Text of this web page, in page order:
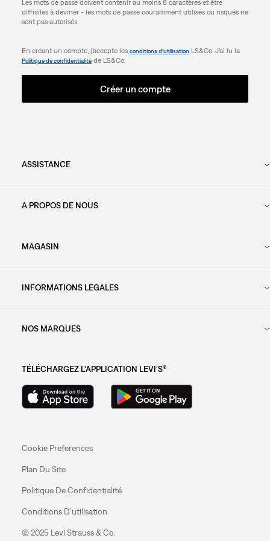
Les mots de passe doivent contenir au moins 8 caractères et être
difficiles à deviner - les mots de passe couramment utilisés ou risqués ne
sont pas autorisés.
En créant un compte, j’accepte les conditions d’utilisation LS&Co. J’ai lu la
Politique de confidentialitéde LS&Co.
Créer un compte
ASSISTANCE
A PROPOS DE NOUS
MAGASIN
INFORMATIONS LEGALES
NOS MARQUES
TÉLÉCHARGEZ L'APPLICATION LEVI'S®
Cookie Preferences
Plan Du Site
Politique De Confidentialité
Conditions D’utilisation
© 2025 Levi Strauss & Co.